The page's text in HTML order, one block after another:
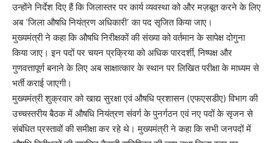
उन्होंने निर्देश दिए हैं कि जिलास्तर पर कार्य व्यवस्था को और मज़बूत करने के लिए
अब ‘जिला औषधि नियंत्रण अधिकारी’ का पद सृजित किया जाए।
मुख्यमंत्री ने कहा कि औषधि निरीक्षकों की संख्या को वर्तमान के सापेक्ष दोगुना
किया जाए। इन पदों पर चयन प्रक्रिया को अधिक पारदर्शी, निष्पक्ष और
गुणवत्तापूर्ण बनाने के लिए अब साक्षात्कार के स्थान पर लिखित परीक्षा के माध्यम से
भर्ती कराई जाएगी।
मुख्यमंत्री शुक्रवार को खाद्य सुरक्षा एवं औषधि प्रशासन (एफएसडीए) विभाग की
उच्चस्तरीय बैठक में औषधि नियंत्रण संवर्ग के पुनर्गठन एवं नए पदों के सृजन से
संबंधित प्रस्तावों की समीक्षा कर रहे थे। मुख्यमंत्री ने कहा कि सभी जनपदों में